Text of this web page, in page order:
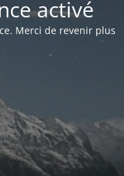
activé
Merci de revenir plus